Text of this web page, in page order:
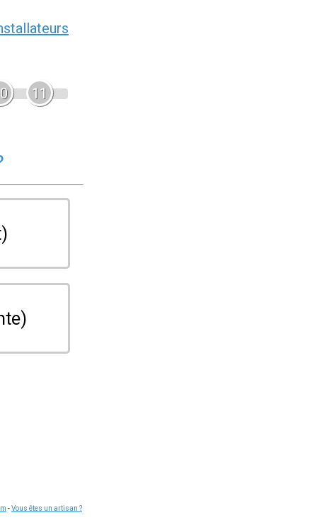
11
-Vous êtes un artisan ?